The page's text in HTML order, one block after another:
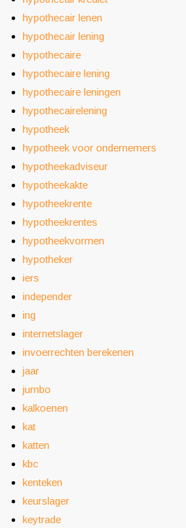
hypothecair lenen
hypothecair lening
hypothecaire
hypothecaire lening
hypothecaire leningen
hypothecairelening
hypotheek
hypotheek voor ondernemers
hypotheekadviseur
hypotheekakte
hypotheekrente
hypotheekrentes
hypotheekvormen
hypotheker
iers
independer
ing
internetslager
invoerrechten berekenen
jaar
jumbo
kalkoenen
kat
katten
kbc
kenteken
keurslager
keytrade